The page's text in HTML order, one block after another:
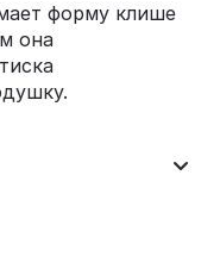
форму клише
она